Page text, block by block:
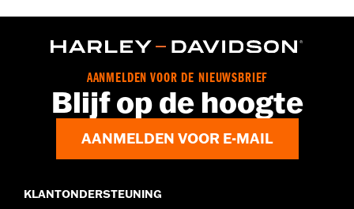
FLSTN modellen vereist aparte aanschaf van Jiffy Stand P/N
50087-07A. Niet voor gebruik met Ergo Jiffy Stand P/N
50000091 of Jiffy Stand verleningsset P/N 50233-00, 50000008
Installatie-instructies
Bestuurder
Fishtail
Per stuk verkocht:Twee
AANMELDEN VOOR DE NIEUWSBRIEF
Blijf op de hoogte
AANMELDEN VOOR E-MAIL
KLANTONDERSTEUNING